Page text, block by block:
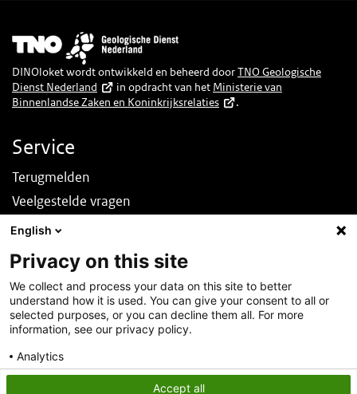
Afbeelding
DINOloket wordt ontwikkeld en beheerd doorTNO Geologische
Dienst Nederland
in opdracht van het Ministerie van
Binnenlandse Zaken en Koninkrijksrelaties
.
Service
Terugmelden
Veelgestelde vragen
Nieuws
English
Over deze site
Over DINOloket
Contact
Disclaimer
Toegankelijkheid
English
Privacy on this site
We collect and process your data on this site to better
understand how it is used. You can give your consent to all or
selected purposes, or you can decline them all. For more
information, see our privacy policy.
Analytics
Accept all
Privacy policy